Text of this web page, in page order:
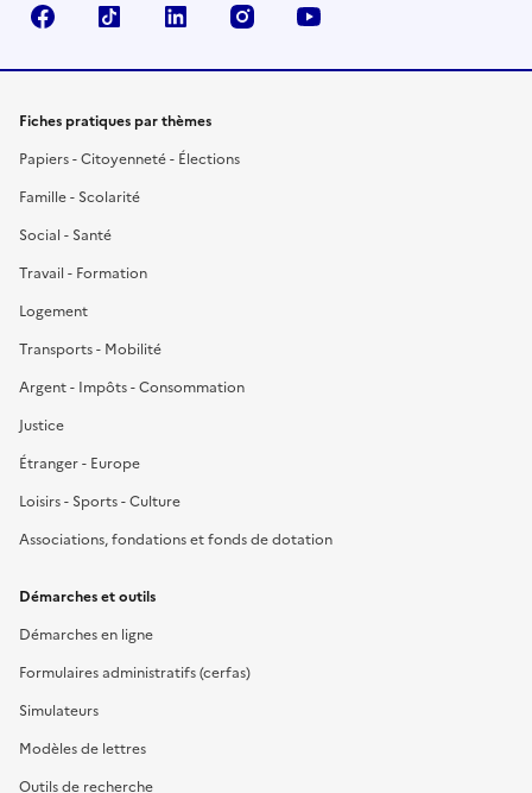
FacebookTikTok LinkedIn Instagram
Fiches pratiques par thèmes
Papiers - Citoyenneté - Élections
Famille - Scolarité
Social - Santé
Travail - Formation
Logement
Transports - Mobilité
Argent - Impôts - Consommation
Justice
Étranger - Europe
Loisirs - Sports - Culture
Associations, fondations et fonds de dotation
Démarches et outils
Démarches en ligne
Formulaires administratifs (cerfas)
Simulateurs
Modèles de lettres
Outils de recherche